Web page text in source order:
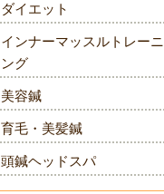
ダイエット
インナーマッスルトレーニ
ング
美容鍼
育毛・美髪鍼
頭鍼ヘッドスパ